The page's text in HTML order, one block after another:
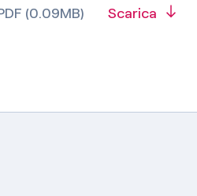
(0.09MB)
Scarica